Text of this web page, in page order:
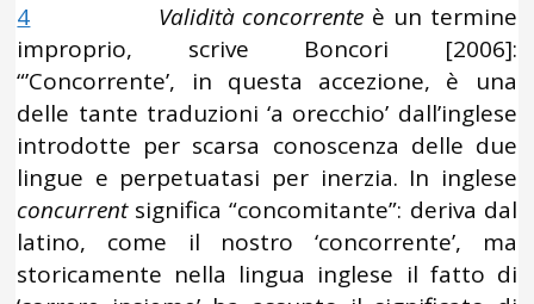
4 Validità concorrente è un termine
improprio, scrive Boncori [2006]:
“’Concorrente’, in questa accezione, è una
delle tante traduzioni ‘a orecchio’ dall’inglese
introdotte per scarsa conoscenza delle due
lingue e perpetuatasi per inerzia. In inglese
concurrent significa “concomitante”: deriva dal
latino, come il nostro ‘concorrente’, ma
storicamente nella lingua inglese il fatto di